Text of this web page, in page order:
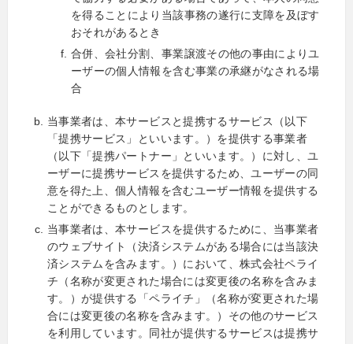
を得ることにより当該事務の遂行に支障を及ぼす
おそれがあるとき
合併、会社分割、事業譲渡その他の事由によりユ
ーザーの個人情報を含む事業の承継がなされる場
合
当事業者は、本サービスと提携するサービス（以下
「提携サービス」といいます。）を提供する事業者
（以下「提携パートナー」といいます。）に対し、ユ
ーザーに提携サービスを提供するため、ユーザーの同
意を得た上、個人情報を含むユーザー情報を提供する
ことができるものとします。
当事業者は、本サービスを提供するために、当事業者
のウェブサイト（決済システムがある場合には当該決
済システムを含みます。）において、株式会社ペライ
チ（名称が変更された場合には変更後の名称を含みま
す。）が提供する「ペライチ」（名称が変更された場
合には変更後の名称を含みます。）その他のサービス
を利用しています。同社が提供するサービスは提携サ